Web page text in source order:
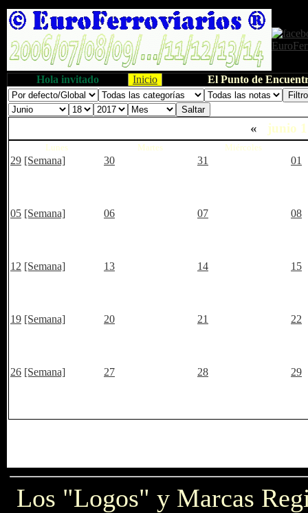
Hola invitado Inicio El Punto de
« junio
Lunes Martes Miércoles
29 [Semana] 30 31 01
05 [Semana] 06 07 08
12 [Semana] 13 14 15
19 [Semana] 20 21 22
26 [Semana] 27 28 29
Los "Logos" y Marcas